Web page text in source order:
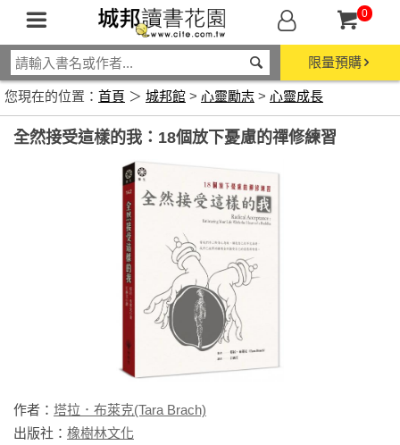
0
限量預購
您現在的位置： 首頁 ＞ 城邦館 > 心靈勵志 > 心靈成長
全然接受這樣的我：18個放下憂慮的禪修練習
作者： 塔拉．布萊克(Tara Brach)
出版社： 橡樹林文化